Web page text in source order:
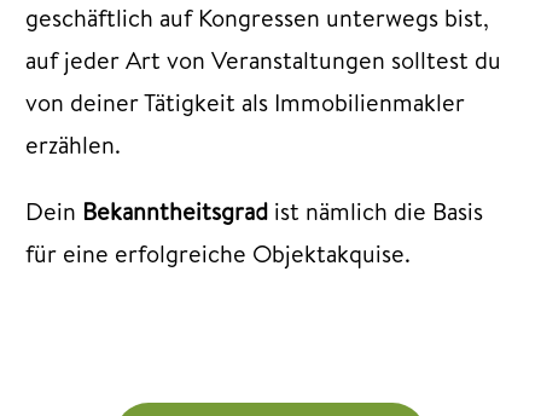
geschäftlich auf Kongressen unterwegs bist,
auf jeder Art von Veranstaltungen solltest du
von deiner Tätigkeit als Immobilienmakler
erzählen.
Dein Bekanntheitsgrad ist nämlich die Basis
für eine erfolgreiche Objektakquise.